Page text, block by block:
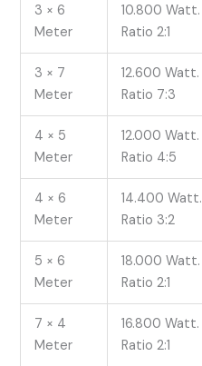
3 × 6
Meter
10.800 Watt.
Ratio 2:1
3 × 7
Meter
12.600 Watt.
Ratio 7:3
4 × 5
Meter
12.000 Watt.
Ratio 4:5
4 × 6
Meter
14.400 Watt.
Ratio 3:2
5 × 6
Meter
18.000 Watt.
Ratio 2:1
7 × 4
Meter
16.800 Watt.
Ratio 2:1